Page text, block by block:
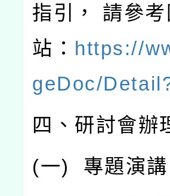
指引，
請參
站： https://
geDoc/
四、研討會辦
(一) 專題演講